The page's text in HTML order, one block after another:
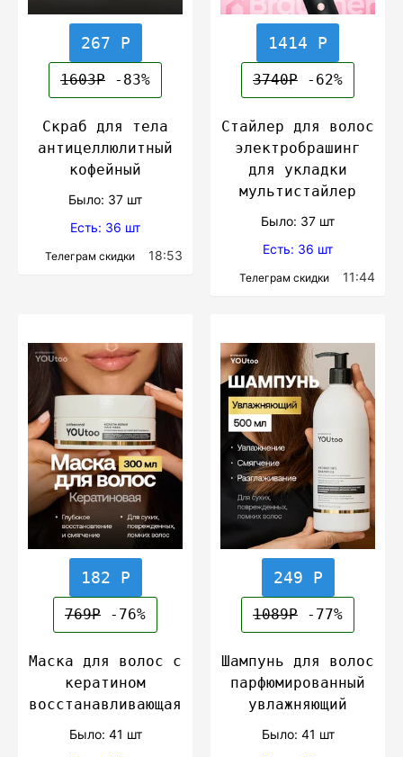
267 Р
1603Р -83%
Скраб для тела
антицеллюлитный
кофейный
Было: 37 шт
Есть: 36 шт
Телеграм скидки 18:53
1414 Р
3740Р -62%
Стайлер для волос
электробрашинг
для укладки
мультистайлер
Было: 37 шт
Есть: 36 шт
Телеграм скидки 11:44
182 Р
769Р -76%
Маска для волос с
кератином
восстанавливающая
Было: 41 шт
249 Р
1089Р -77%
Шампунь для волос
парфюмированный
увлажняющий
Было: 41 шт